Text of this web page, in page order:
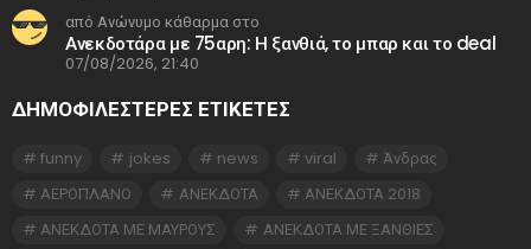
από Ανώνυμο κάθαρμα στο
Ανεκδοτάρα με 75αρη: Η ξανθιά, το μπαρ και το deal
07/08/2026, 21:40
ΔΗΜΟΦΙΛΕΣΤΕΡΕΣ ΕΤΙΚΈΤΕΣ
funny jokes news viral
Άνδρας
ΑΕΡΟΠΛΑΝΟ
ΑΝΕΚΔΟΤΑ
ΑΝΕΚΔΟΤΑ 2018
ΑΝΕΚΔΟΤΑ ΜΕ ΜΑΥΡΟΥΣ
ΑΝΕΚΔΟΤΑ ΜΕ ΞΑΝΘΙΕΣ